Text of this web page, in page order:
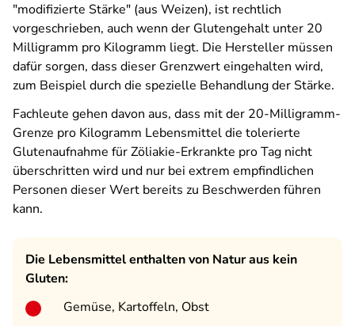
"modifizierte Stärke" (aus Weizen), ist rechtlich
vorgeschrieben, auch wenn der Glutengehalt unter 20
Milligramm pro Kilogramm liegt. Die Hersteller müssen
dafür sorgen, dass dieser Grenzwert eingehalten wird,
zum Beispiel durch die spezielle Behandlung der Stärke.
Fachleute gehen davon aus, dass mit der 20-Milligramm-
Grenze pro Kilogramm Lebensmittel die tolerierte
Glutenaufnahme für Zöliakie-Erkrankte pro Tag nicht
überschritten wird und nur bei extrem empfindlichen
Personen dieser Wert bereits zu Beschwerden führen
kann.
Die Lebensmittel enthalten von Natur aus kein
Gluten:
Gemüse, Kartoffeln, Obst